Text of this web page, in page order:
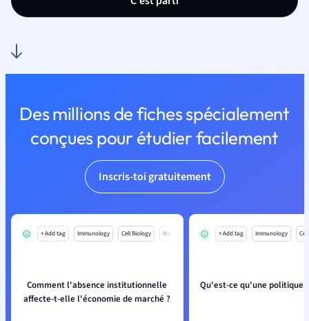
Des millions de fiches spécialement
conçues pour étudier facilement
Inscris-toi gratuitement
+ Add tag Immunology Cell Biology Mo
Comment l'absence institutionnelle
affecte-t-elle l'économie de marché ?
+ Add tag Immunology
Qu'est-ce qu'une politique